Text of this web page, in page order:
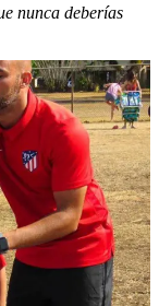
nunca deberías